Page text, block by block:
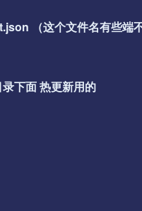
（这个文件名有些端
下面 热更新用的